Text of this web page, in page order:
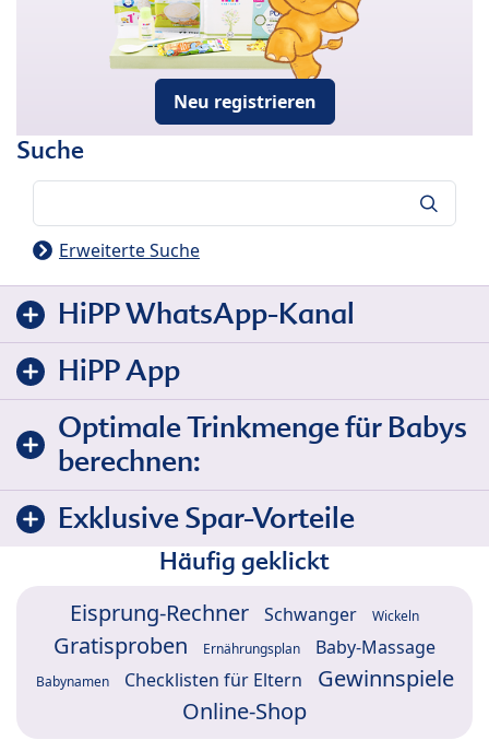
Neu registrieren
Suche
Erweiterte Suche
HiPP WhatsApp-Kanal
HiPP App
Optimale Trinkmenge für Babys
berechnen:
Exklusive Spar-Vorteile
Häufig geklickt
Eisprung-Rechner Schwanger Wickeln
Gratisproben Ernährungsplan Baby-Massage
Babynamen Checklisten für Eltern
Gewinnspiele
Online-Shop